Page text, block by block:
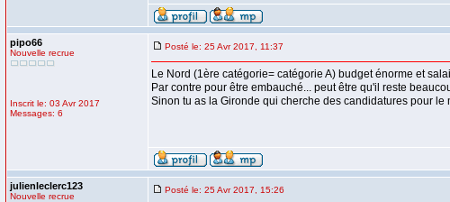
pipo66
Nouvelle recrue
Inscrit le: 03 Avr 2017
Messages: 6
Posté le: 25 Avr 2017, 11:37
Le Nord (1ère catégorie= catégorie A) budget énorme et
Par contre pour être embauché... peut être qu'il reste
Sinon tu as la Gironde qui cherche des candidatures pour
julienleclerc123
Nouvelle recrue
Posté le: 25 Avr 2017, 15:26